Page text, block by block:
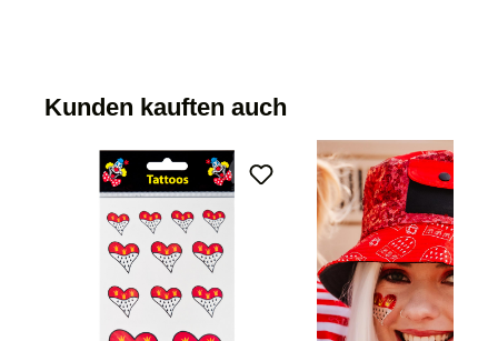
Kunden kauften auch